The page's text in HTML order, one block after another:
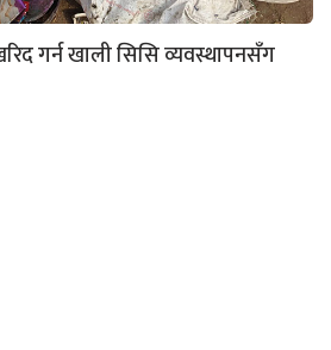
गर्न खाली सिसि व्यवस्थापनसँग